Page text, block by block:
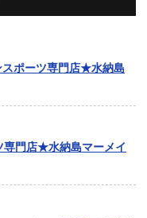
スポーツ専門店★水納島
専門店★水納島マーメイ